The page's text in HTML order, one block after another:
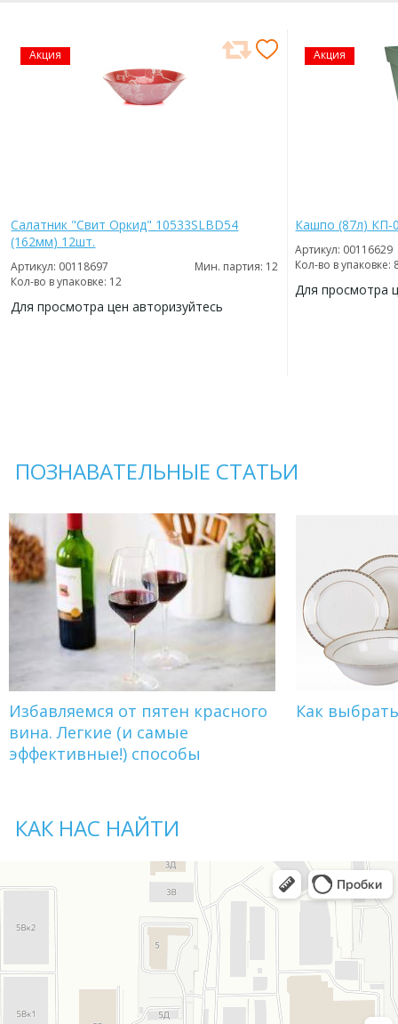
Акция
Салатник "Свит Оркид" 10533SLBD54
(162мм) 12шт.
Артикул: 00118697
Мин. партия: 12
Кол-во в упаковке: 12
Для просмотра цен авторизуйтесь
Акция
Кашпо (87л) КП-
Артикул: 00116629
Кол-во в упаковке:
Для просмотра
ПОЗНАВАТЕЛЬНЫЕ СТАТЬИ
Избавляемся от пятен красного
вина. Легкие (и самые
эффективные!) способы
Как
КАК НАС НАЙТИ